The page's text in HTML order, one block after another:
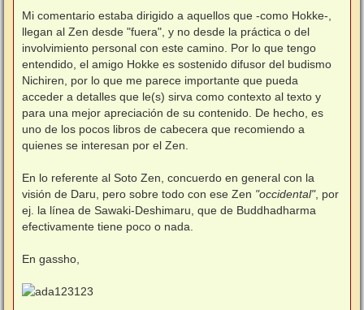
n
s
a
e
Mi comentario estaba dirigido a aquellos que -como Hokke-,
llegan al Zen desde "fuera", y no desde la práctica o del
involvimiento personal con este camino. Por lo que tengo
entendido, el amigo Hokke es sostenido difusor del budismo
Nichiren, por lo que me parece importante que pueda
acceder a detalles que le(s) sirva como contexto al texto y
para una mejor apreciación de su contenido. De hecho, es
uno de los pocos libros de cabecera que recomiendo a
quienes se interesan por el Zen.
En lo referente al Soto Zen, concuerdo en general con la
visión de Daru, pero sobre todo con ese Zen "occidental", por
ej. la línea de Sawaki-Deshimaru, que de Buddhadharma
efectivamente tiene poco o nada.
En gassho,